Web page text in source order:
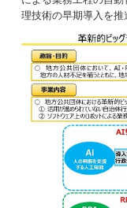
理技術の早期導入を推